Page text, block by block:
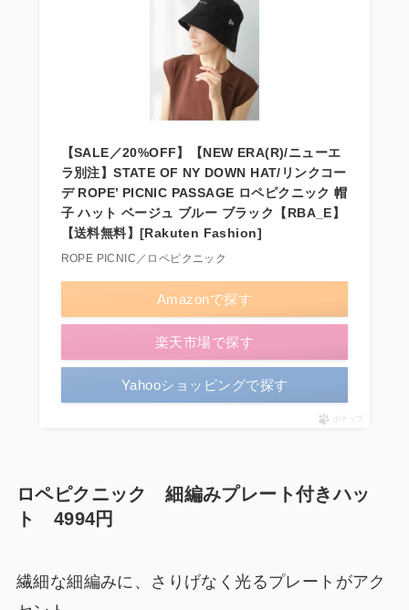
【SALE／20%OFF】【NEW ERA(R)/ニューエ
ラ別注】STATE OF NY DOWN HAT/リンクコー
デ ROPE’ PICNIC PASSAGE ロペピクニック 帽
子 ハット ベージュ ブルー ブラック【RBA_E】
【送料無料】[Rakuten Fashion]
ROPE PICNIC／ロペピクニック
Amazonで探す
楽天市場で探す
Yahooショッピングで探す
ポチップ
ロペピクニック 細編みプレート付きハッ
ト 4994円
繊細な細編みに、さりげなく光るプレートがアク